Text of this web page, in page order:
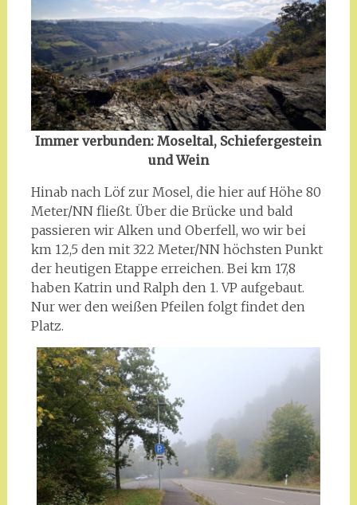
Immer verbunden: Moseltal, Schiefergestein
und Wein
Hinab nach Löf zur Mosel, die hier auf Höhe 80
Meter/NN fließt. Über die Brücke und bald
passieren wir Alken und Oberfell, wo wir bei
km 12,5 den mit 322 Meter/NN höchsten Punkt
der heutigen Etappe erreichen. Bei km 17,8
haben Katrin und Ralph den 1. VP aufgebaut.
Nur wer den weißen Pfeilen folgt findet den
Platz.